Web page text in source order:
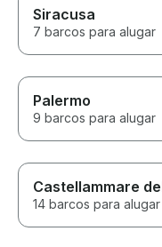
Siracusa
7 barcos para alugar
Palermo
9 barcos para alugar
Castellammare
14 barcos para alugar